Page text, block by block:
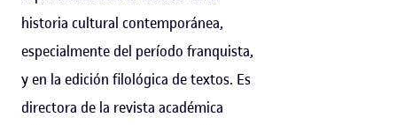
historia cultural contemporánea,
especialmente del período franquista,
y en la edición filológica de textos. Es
directora de la revista académica